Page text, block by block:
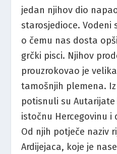
jedan njihov dio
starosjedioce. Vodeni
o čemu nas dosta
grčki pisci. Njihov
prouzrokovao je
tamošnjih plemena.
potisnuli su
istočnu Hercegovinu i
Od njih potječe naziv
Ardijejaca, koje je